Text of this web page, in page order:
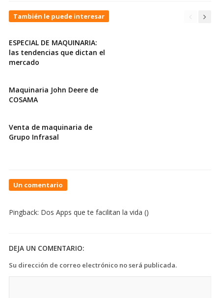
También le puede interesar
ESPECIAL DE MAQUINARIA:
las tendencias que dictan el
mercado
Maquinaria John Deere de
COSAMA
Venta de maquinaria de
Grupo Infrasal
Un comentario
para
Pingback: Dos Apps que te facilitan la vida ()
DEJA UN COMENTARIO:
Su dirección de correo electrónico no será publicada.